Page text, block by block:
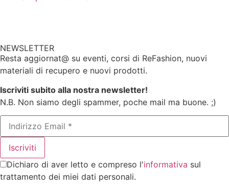
NEWSLETTER
Resta aggiornat@ su eventi, corsi di ReFashion, nuovi
materiali di recupero e nuovi prodotti.
Iscriviti subito alla nostra newsletter!
N.B. Non siamo degli spammer, poche mail ma buone. ;)
Dichiaro di aver letto e compreso l'informativa sul
trattamento dei miei dati personali.